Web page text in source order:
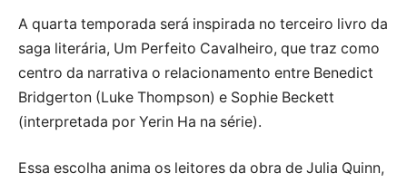
A quarta temporada será inspirada no terceiro livro da
saga literária, Um Perfeito Cavalheiro, que traz como
centro da narrativa o relacionamento entre Benedict
Bridgerton (Luke Thompson) e Sophie Beckett
(interpretada por Yerin Ha na série).
Essa escolha anima os leitores da obra de Julia Quinn,